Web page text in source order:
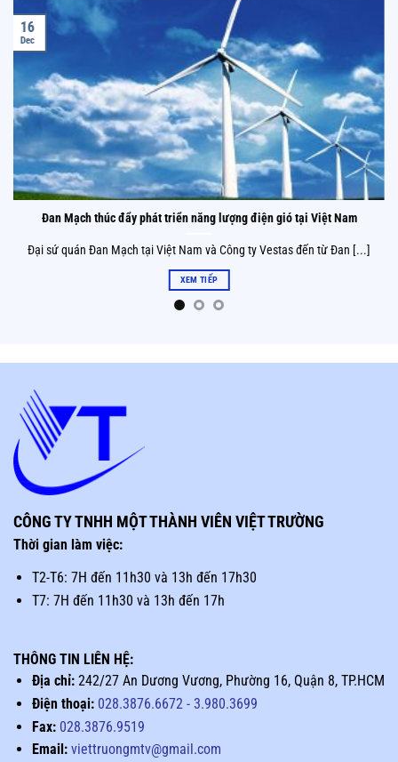
Đan Mạch thúc đẩy phát triển năng lượng điện gió tại Việt Nam
Đại sứ quán Đan Mạch tại Việt Nam và Công ty Vestas đến từ Đan [...]
XEM TIẾP
16
Dec
CÔNG TY TNHH MỘT THÀNH VIÊN VIỆT TRƯỜNG
Thời gian làm việc:
T2-T6: 7H đến 11h30 và 13h đến 17h30
T7: 7H đến 11h30 và 13h đến 17h
THÔNG TIN LIÊN HỆ:
Địa chỉ:242/27 An Dương Vương, Phường 16, Quận 8, TP.HCM
Điện thoại: 028.3876.6672-3.980.3699
Fax: 028.3876.9519
Email: viettruongmtv@gmail.com